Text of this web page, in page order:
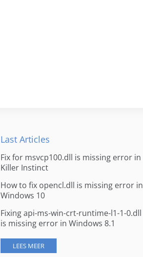
Last Articles
Fix for msvcp100.dll is missing error in
Killer Instinct
How to fix opencl.dll is missing error in
Windows 10
Fixing api-ms-win-crt-runtime-l1-1-0.dll
is missing error in Windows 8.1
LEES MEER